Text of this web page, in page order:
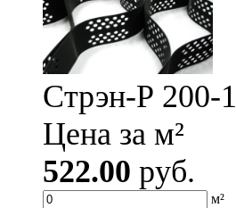
Стрэн-Р 200-1
Цена за м²
522.00 руб.
м²